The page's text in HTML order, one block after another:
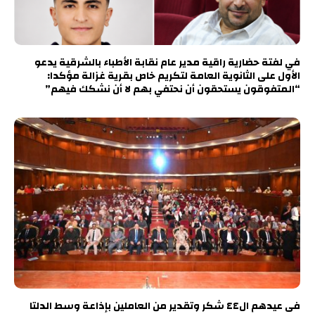
في لفتة حضارية راقية مدير عام نقابة الأطباء بالشرقية يدعو
الأول على الثانوية العامة لتكريم خاص بقرية غزالة مؤكدا:
“المتفوقون يستحقون أن نحتفي بهم لا أن نشكك فيهم”
فى عيدهم ال٤٤ شكر وتقدير من العاملين بإذاعة وسط الدلتا